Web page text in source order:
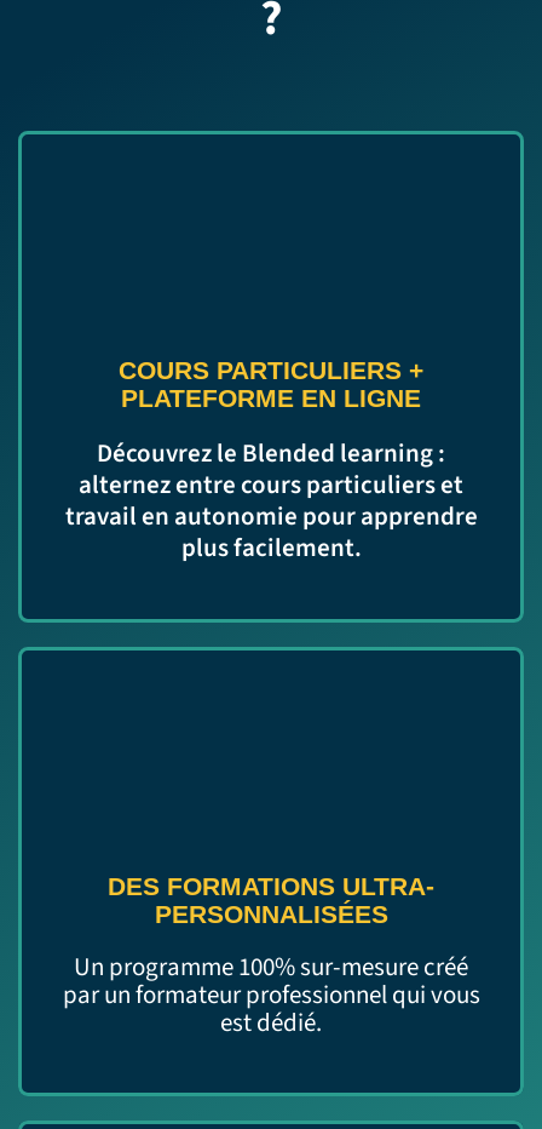
?
COURS PARTICULIERS +
PLATEFORME EN LIGNE
Découvrez le Blended learning :
alternez entre cours particuliers et
travail en autonomie pour apprendre
plus facilement.
DES FORMATIONS ULTRA-
PERSONNALISÉES
Un programme 100% sur-mesure créé
par un formateur professionnel qui vous
est dédié.